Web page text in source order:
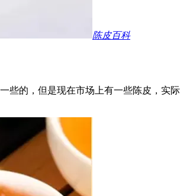
陈皮百科
些的，但是现在市场上有一些陈皮，实